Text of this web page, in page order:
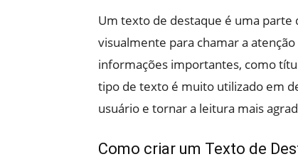
Um texto de destaque é uma parte
visualmente para chamar a
informações importantes, como
tipo de texto é muito utilizado em
usuário e tornar a leitura mais
Como criar um Texto de